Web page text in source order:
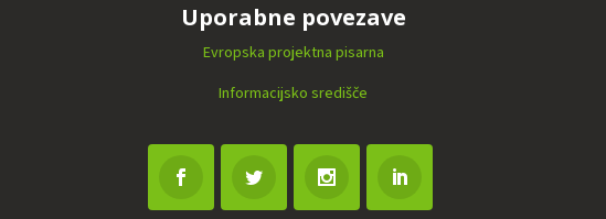
Uporabne povezave
Evropska projektna pisarna
Informacijsko središče